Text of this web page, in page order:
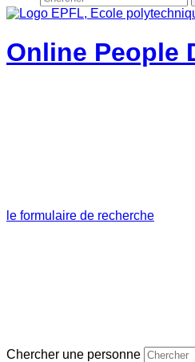
Online People
le formulaire de recherche
Chercher une personne